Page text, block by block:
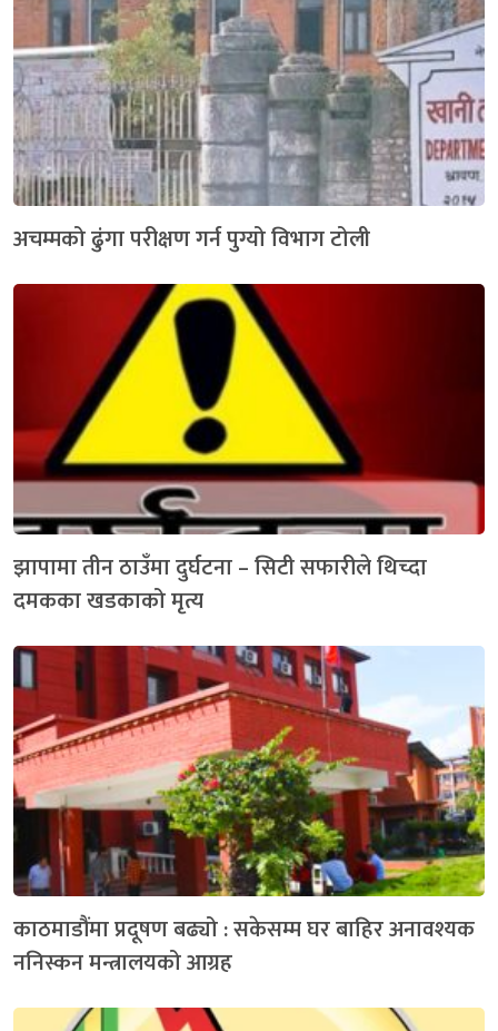
अचम्मको ढुंगा परीक्षण गर्न पुग्यो विभाग टोली
झापामा तीन ठाउँमा दुर्घटना – सिटी सफारीले थिच्दा
दमकका खडकाको मृत्य
काठमाडौंमा प्रदूषण बढ्यो : सकेसम्म घर बाहिर अनावश्यक
ननिस्कन मन्त्रालयको आग्रह